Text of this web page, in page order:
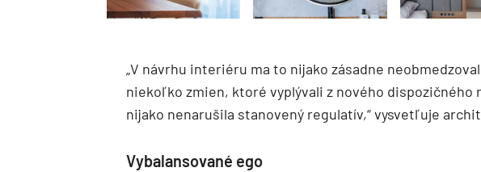
„V návrhu interiéru ma to nijako zásadne
niekoľko zmien, ktoré vyplývali z nového dispozičného
nijako nenarušila stanovený regulatív,“ vysvetľuje
Vybalansované ego